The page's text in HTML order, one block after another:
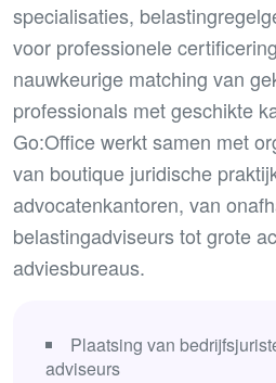
specialisaties,
voor professionele
nauwkeurige matching van
professionals met geschikte
Go:Office werkt samen met
van boutique juridische
advocatenkantoren, van
belastingadviseurs tot grote
adviesbureaus.
Plaatsing van
adviseurs